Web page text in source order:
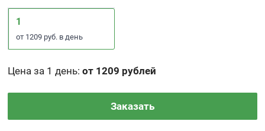
1
от 1209 руб. в день
Цена за 1 день:от 1209 рублей
Заказать